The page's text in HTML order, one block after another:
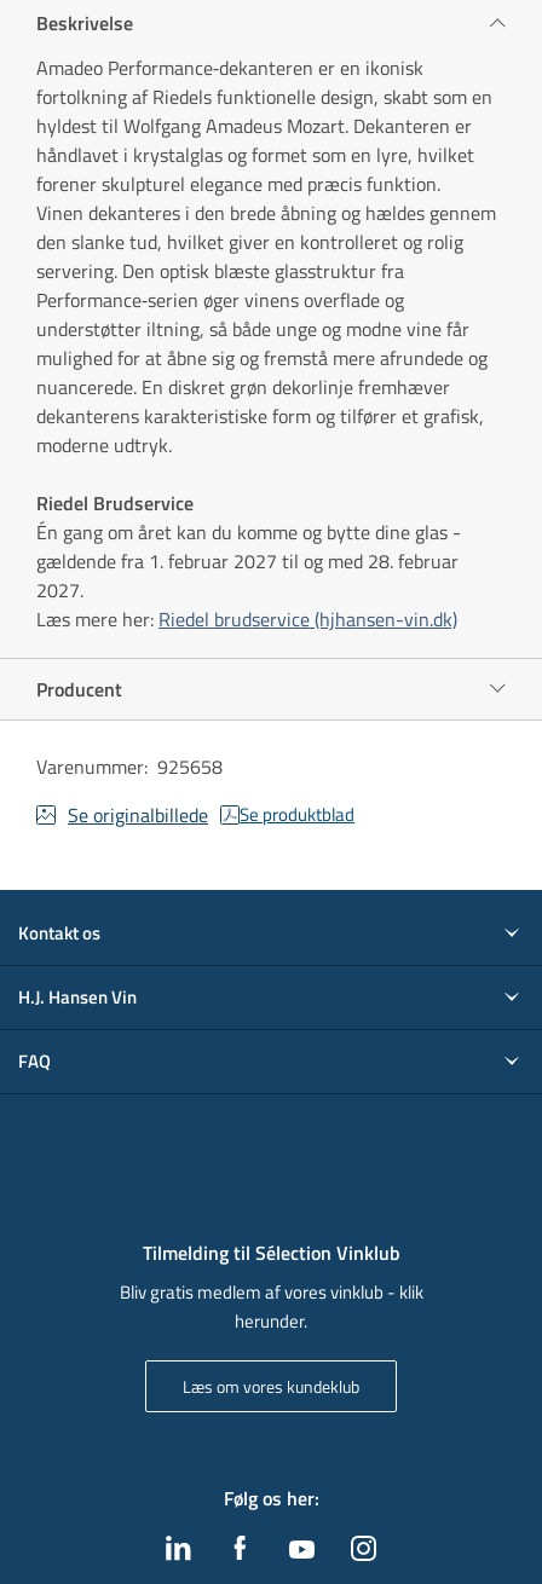
Beskrivelse
Amadeo Performance‑dekanteren er en ikonisk
fortolkning af Riedels funktionelle design, skabt som en
hyldest til Wolfgang Amadeus Mozart. Dekanteren er
håndlavet i krystalglas og formet som en lyre, hvilket
forener skulpturel elegance med præcis funktion.
Vinen dekanteres i den brede åbning og hældes gennem
den slanke tud, hvilket giver en kontrolleret og rolig
servering. Den optisk blæste glasstruktur fra
Performance‑serien øger vinens overflade og
understøtter iltning, så både unge og modne vine får
mulighed for at åbne sig og fremstå mere afrundede og
nuancerede. En diskret grøn dekorlinje fremhæver
dekanterens karakteristiske form og tilfører et grafisk,
moderne udtryk.
Riedel Brudservice
Én gang om året kan du komme og bytte dine glas -
gældende fra 1. februar 2027 til og med 28. februar
2027.
Læs mere her: Riedel brudservice (hjhansen-vin.dk)
Producent
Varenummer: 925658
Se originalbillede
Se produktblad
Kontakt os
H.J. Hansen Vin
FAQ
Tilmelding til Sélection Vinklub
Bliv gratis medlem af vores vinklub - klik
herunder.
Læs om vores kundeklub
Følg os her: